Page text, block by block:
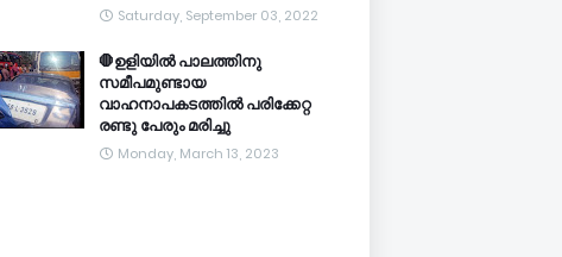
Saturday, September 03, 2022
🛑ഉളിയിൽ പാലത്തിനു
സമീപമുണ്ടായ
വാഹനാപകടത്തിൽ പരിക്കേറ്റ
രണ്ടു പേരും മരിച്ചു
Monday, March 13, 2023